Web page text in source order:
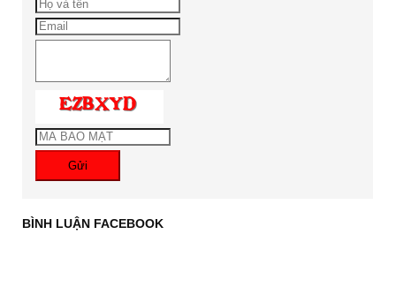
Gửi
BÌNH LUẬN FACEBOOK